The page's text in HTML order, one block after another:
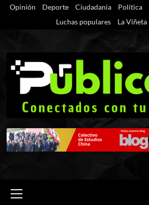
SaltarOpinión Deporte Ciudadania Política
Luchas populares
La Viñeta
primario